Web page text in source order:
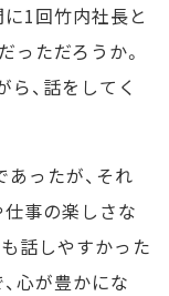
1回竹内社長と
っただろうか。
ら、話をしてく
ったが、それ
事の楽しさな
話しやすかった
心が豊かにな